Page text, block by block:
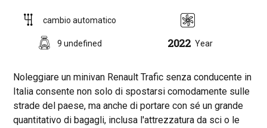
cambio automatico
9 undefined 2022 Year
Noleggiare un minivan Renault Trafic senza conducente in
Italia consente non solo di spostarsi comodamente sulle
strade del paese, ma anche di portare con sé un grande
quantitativo di bagagli, inclusa l'attrezzatura da sci o le